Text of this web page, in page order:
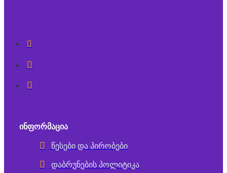
ᲘᲜᲤᲝᲠᲛᲐᲪᲘᲐ
წესები და პირობები
დაბრუნების პოლიტიკა